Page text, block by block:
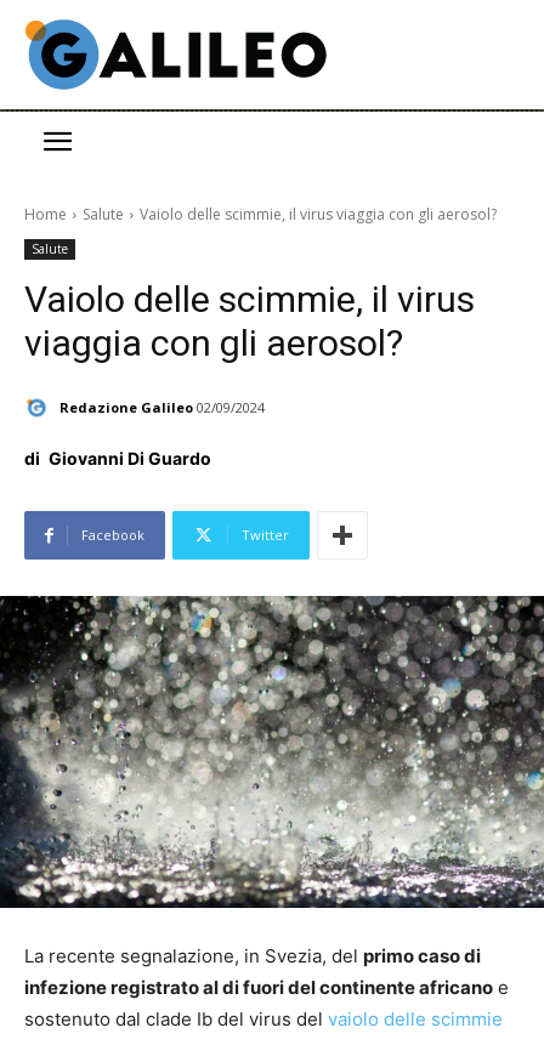
Home Salute Vaiolo delle scimmie, il virus viaggia con gli aerosol?
Salute
Vaiolo delle scimmie, il virus
viaggia con gli aerosol?
Redazione Galileo 02/09/2024
di Giovanni Di Guardo
Facebook Twitter
La recente segnalazione, in Svezia, del primo caso di
infezione registrato al di fuori del continente africano e
sostenuto dal clade Ib del virus del vaiolo delle scimmie